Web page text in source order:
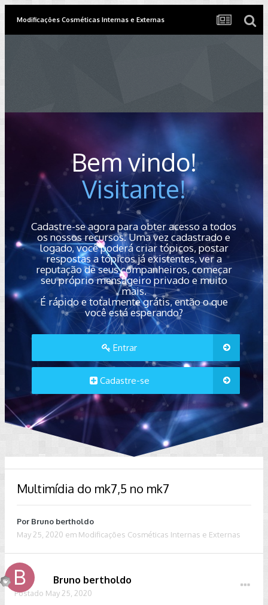
Modificações Cosméticas Internas e Externas
Bem vindo!
Visitante!
Cadastre-se agora para obter acesso a todos
os nossos recursos. Uma vez cadastrado e
logado, você poderá criar tópicos, postar
respostas a tópicos já existentes, ver a
reputação de seus companheiros, começar
seu próprio mensageiro privado e muito
mais.
É rápido e totalmente grátis, então o que
você está esperando?
Entrar
Cadastre-se
Multimídia do mk7,5 no mk7
Por Bruno bertholdo
May 25, 2020 em Modificações Cosméticas Internas e Externas
Bruno bertholdo
Postado May 25, 2020